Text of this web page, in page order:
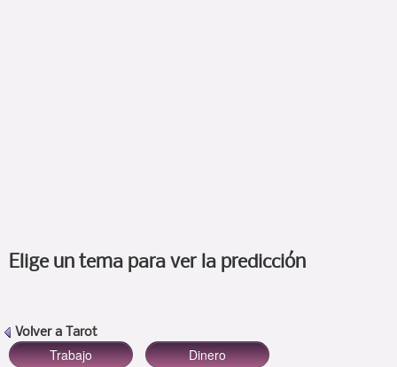
Elige un tema para ver la predicción
Volver a Tarot